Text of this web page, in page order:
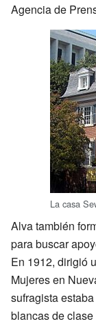
Agencia de
La casa
Alva también
para buscar
En 1912, dirigió
Mujeres en
sufragista
blancas de